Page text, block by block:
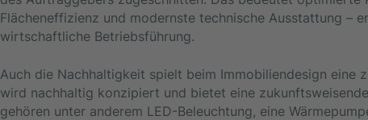
Flächeneffizienz und modernste technische Ausstattung –
wirtschaftliche Betriebsführung.
Auch die Nachhaltigkeit spielt beim Immobiliendesign eine
wird nachhaltig konzipiert und bietet eine
gehören unter anderem LED-Beleuchtung, eine